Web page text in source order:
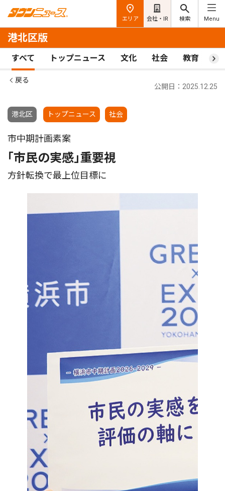
エリア 会社・IR 検索 Menu
港北区版
すべて トップニュース 文化 社会 教育 ス
戻る
港北区 トップニュース 社会
公開日：2025.12.25
市中期計画素案
｢市民の実感｣重要視
方針転換で最上位目標に